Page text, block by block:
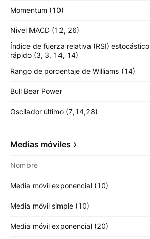
Momentum (10)
Nivel MACD (12, 26)
Índice de fuerza relativa (RSI) estocástico
rápido (3, 3, 14, 14)
Rango de porcentaje de Williams (14)
Bull Bear Power
Oscilador último (7,14,28)
Medias móviles
Nombre
Media móvil exponencial (10)
Media móvil simple (10)
Media móvil exponencial (20)